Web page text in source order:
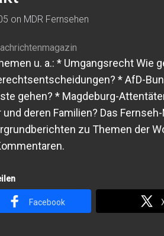
on MDR Fernsehen
u. a.: * Umgangsrecht Wie
* AfD-
gehen? * Magdeburg-
und deren Familien? Das
zu Themen der
Facebook